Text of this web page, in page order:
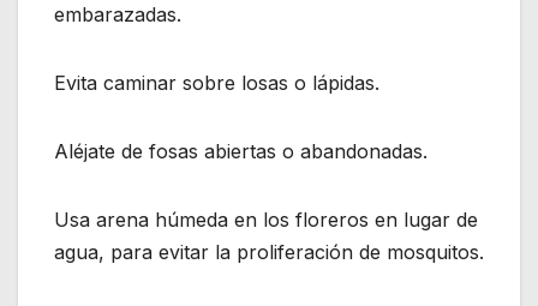
embarazadas.
Evita caminar sobre losas o lápidas.
Aléjate de fosas abiertas o abandonadas.
Usa arena húmeda en los floreros en lugar de
agua, para evitar la proliferación de mosquitos.